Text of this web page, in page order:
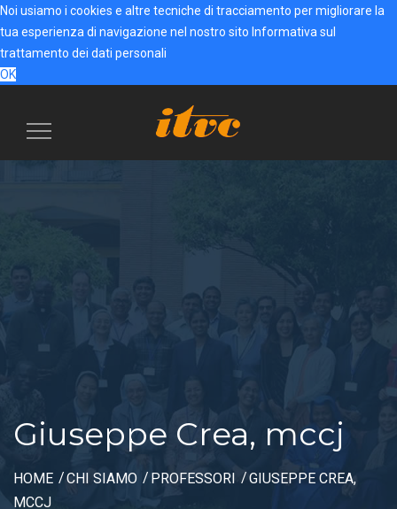
Noi usiamo i cookies e altre tecniche di tracciamento per migliorare la
tua esperienza di navigazione nel nostro sito Informativa sul
trattamento dei dati personali
OK
Menu
Giuseppe Crea, mccj
HOME CHI SIAMO PROFESSORI
GIUSEPPE CREA,
MCCJ